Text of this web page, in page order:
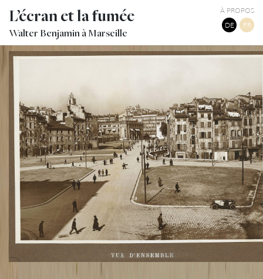
L’écran et la fumée
Walter Benjamin à Marseille
À PROPOS
DE
FR
TWITTER TUMBLR PINTEREST